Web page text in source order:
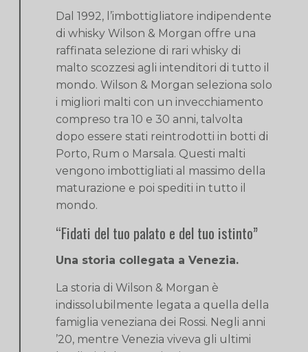
Dal 1992, l’imbottigliatore indipendente
di whisky Wilson & Morgan offre una
raffinata selezione di rari whisky di
malto scozzesi agli intenditori di tutto il
mondo. Wilson & Morgan seleziona solo
i migliori malti con un invecchiamento
compreso tra 10 e 30 anni, talvolta
dopo essere stati reintrodotti in botti di
Porto, Rum o Marsala. Questi malti
vengono imbottigliati al massimo della
maturazione e poi spediti in tutto il
mondo.
“Fidati del tuo palato e del tuo istinto”
Una storia collegata a Venezia.
La storia di Wilson & Morgan è
indissolubilmente legata a quella della
famiglia veneziana dei Rossi. Negli anni
’20, mentre Venezia viveva gli ultimi